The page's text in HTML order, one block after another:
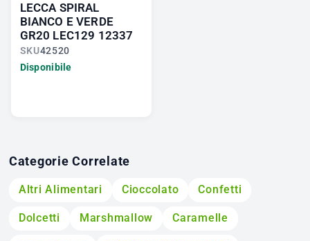
LECCA SPIRAL
BIANCO E VERDE
GR20 LEC129 12337
SKU42520
Disponibile
Categorie Correlate
Altri Alimentari Cioccolato Confetti
Dolcetti Marshmallow Caramelle